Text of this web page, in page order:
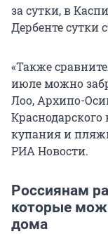
за сутки, в
Дербенте сутки
«Также
июле можно
Лоо, Архипо-
купания и
РИА Новости.
Россиянам
которые
дома